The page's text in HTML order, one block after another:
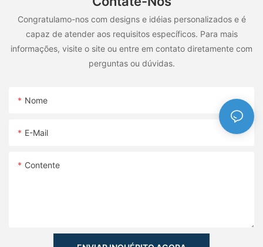
Congratulamo-nos com designs e idéias personalizados e é
capaz de atender aos requisitos específicos. Para mais
informações, visite o site ou entre em contato diretamente com
perguntas ou dúvidas.
Nome
E-Mail
Contente